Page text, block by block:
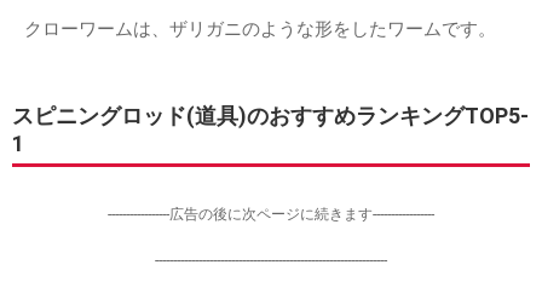
クローワームは、ザリガニのような形をしたワームです。
スピニングロッド(道具)のおすすめランキングTOP5-
1
-----------------広告の後に次ページに続きます-----------------
----------------------------------------------------------------